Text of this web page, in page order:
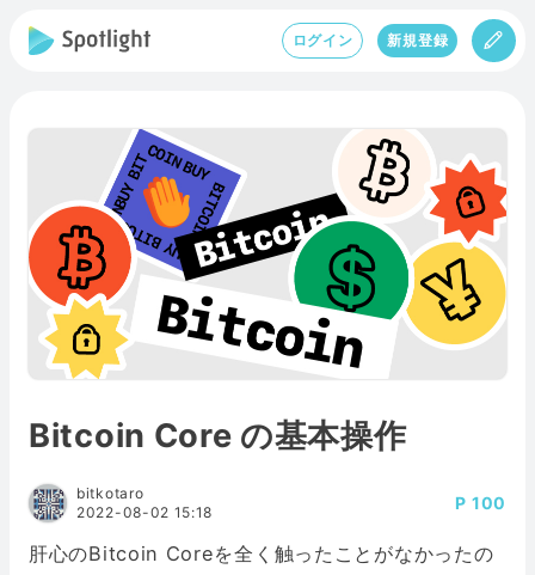
ログイン 新規登録
Bitcoin Core の基本操作
bitkotaro
2022-08-02 15:18
100
肝心のBitcoin Coreを全く触ったことがなかったの